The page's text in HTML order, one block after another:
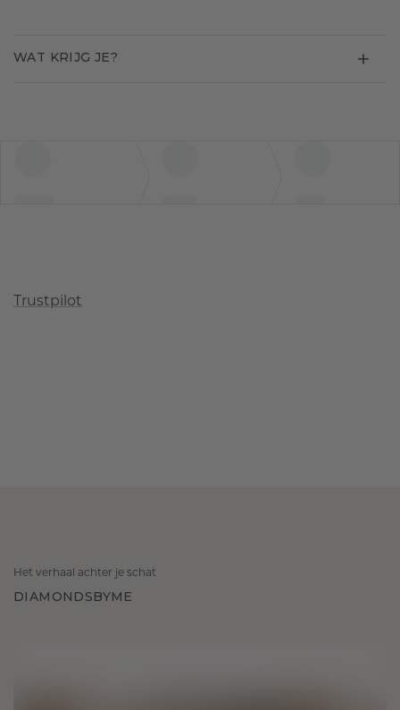
WAT KRIJG JE?
Trustpilot
Het verhaal achter je schat
DIAMONDSBYME